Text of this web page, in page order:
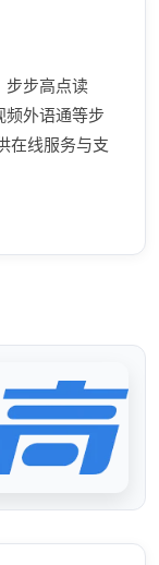
步步高点读
频外语通等步
在线服务与支